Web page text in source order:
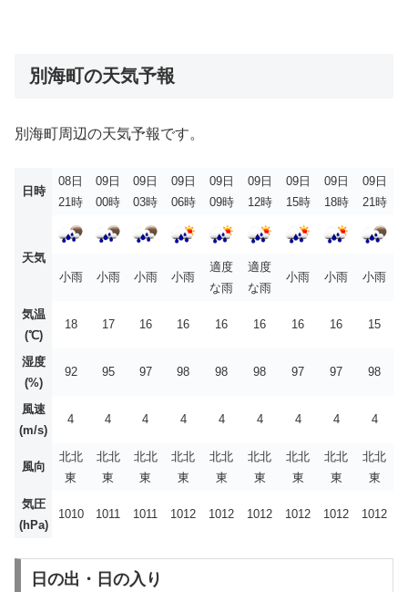
別海町の天気予報
別海町周辺の天気予報です。
日時
08日
21時
09日
00時
09日
03時
09日
06時
09日
09時
09日
12時
09日
15時
09日
18時
09日
21時
天気
小雨
小雨 小雨 小雨
適度
な雨
適度
な雨
小雨 小雨 小雨
気温
(℃)
18 17 16 16 16 16 16 16 15
湿度
(%)
92 95 97 98 98 98 97 97 98
風速
(m/s)
4 4 4 4 4 4 4 4 4
風向
北北
東
北北
東
北北
東
北北
東
北北
東
北北
東
北北
東
北北
東
北北
東
気圧
(hPa)
1010 1011 1011 1012 1012 1012 1012 1012 1012
日の出・日の入り